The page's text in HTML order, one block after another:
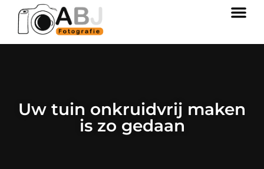
Uw tuin onkruidvrij maken
is zo gedaan